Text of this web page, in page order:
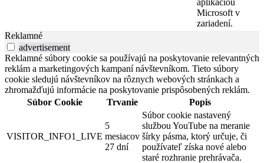
aplikáciou
Microsoft v
zariadení.
Reklamné
advertisement
Reklamné súbory cookie sa používajú na poskytovanie relevantných
reklám a marketingových kampaní návštevníkom. Tieto súbory
cookie sledujú návštevníkov na rôznych webových stránkach a
zhromažďujú informácie na poskytovanie prispôsobených reklám.
Súbor Cookie
Trvanie Popis
VISITOR_INFO1_LIVE
5
mesiacov
27 dní
Súbor cookie nastavený
službou YouTube na meranie
šírky pásma, ktorý určuje, či
používateľ získa nové alebo
staré rozhranie prehrávača.